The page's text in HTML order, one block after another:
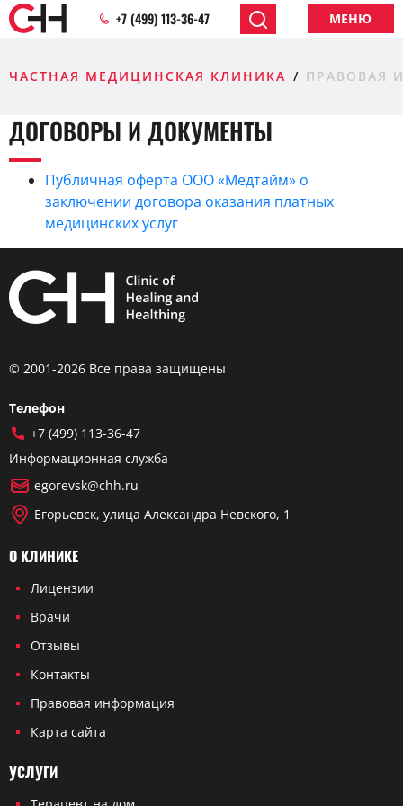
+7 (499) 113-36-47 МЕНЮ
ЧАСТНАЯ МЕДИЦИНСКАЯ КЛИНИКА ПРАВОВАЯ
ДОГОВОРЫ И ДОКУМЕНТЫ
Публичная оферта ООО «Медтайм» о
заключении договора оказания платных
медицинских услуг
© 2001-2026 Все права защищены
Телефон
+7 (499) 113-36-47
Информационная служба
egorevsk@chh.ru
Егорьевск, улица Александра Невского, 1
О КЛИНИКЕ
Лицензии
Врачи
Отзывы
Контакты
Правовая информация
Карта сайта
УСЛУГИ